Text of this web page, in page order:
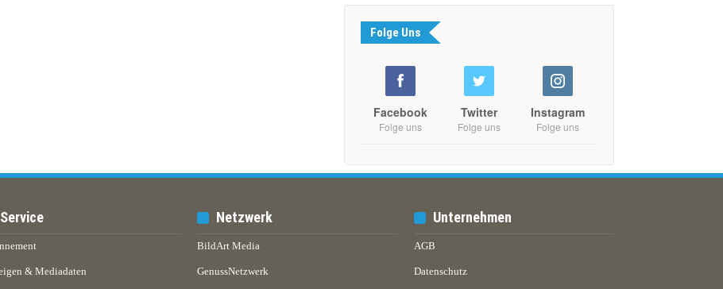
Folge Uns
Facebook
Folge uns
Twitter
Folge uns
Instagram
Folge uns
Service
& Mediadaten
Netzwerk
BildArt Media
GenussNetzwerk
Unternehmen
AGB
Datenschutz